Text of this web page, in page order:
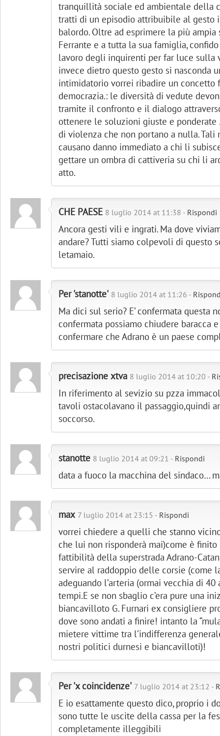
tranquillità sociale ed ambientale della
tratti di un episodio attribuibile al gesto
balordo. Oltre ad esprimere la più
Ferrante e a tutta la sua famiglia,
lavoro degli inquirenti per far luce sulla
invece dietro questo gesto si nasconda
intimidatorio vorrei ribadire un concetto
democrazia.: le diversità di vedute
tramite il confronto e il dialogo
ottenere le soluzioni giuste e ponderate
di violenza che non portano a nulla. Tali
causano danno immediato a chi li
gettare un ombra di cattiveria su chi li
atto.
CHE PAESE 8 luglio 2014 at 11:38 - Rispondi
Ancora gesti vili e ingrati. Ma dove
andare? Tutti siamo colpevoli di questo
letamaio.
Per 'stanotte' 8 luglio 2014 at 11:26 -
Ma dici sul serio? E’ confermata questa
confermata possiamo chiudere baracca
confermare che Adrano è un paese
precisazione xtva 8 luglio 2014 at 10:20 -
In riferimento al sevizio su pzza
tavoli ostacolavano il passaggio,quindi
soccorso.
stanotte 8 luglio 2014 at 09:21 - Rispondi
data a fuoco la macchina del sindaco…
max 7 luglio 2014 at 23:15 - Rispondi
vorrei chiedere a quelli che stanno vicino
che lui non risponderà mai)come è
fattibilità della superstrada Adrano-
servire al raddoppio delle corsie (come
adeguando l’arteria (ormai vecchia di 40
tempi.E se non sbaglio c’era pure una
biancavilloto G. Furnari ex consigliere
dove sono andati a finire! intanto la
mietere vittime tra l’indifferenza
nostri politici durnesi e biancavilloti)!
Per 'x coincidenze' 7 luglio 2014 at 23:12 -
E io esattamente questo dico, proprio i
sono tutte le uscite della cassa per la
completamente illeggibili